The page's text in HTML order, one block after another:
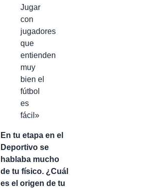
Jugar
con
jugadores
que
entienden
muy
bien el
fútbol
es
fácil»
En tu etapa en el
Deportivo se
hablaba mucho
de tu físico. ¿Cuál
es el origen de tu